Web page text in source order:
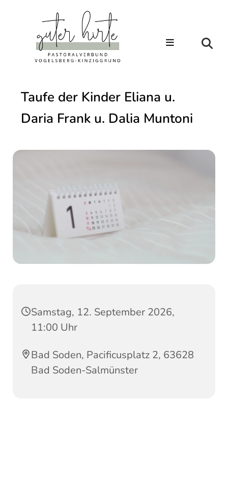
Taufe der Kinder Eliana u.
Daria Frank u. Dalia Muntoni
Samstag, 12. September 2026,
11:00 Uhr
Bad Soden, Pacificusplatz 2, 63628
Bad Soden-Salmünster